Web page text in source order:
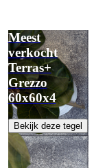
Meest
verkocht
Terras+
Grezzo
60x60x4
Bekijk deze tegel